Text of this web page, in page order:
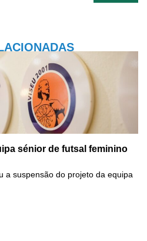
sénior de futsal feminino
a suspensão do projeto da equipa